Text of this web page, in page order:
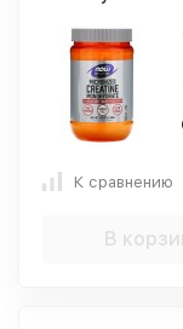
К сравнению
В